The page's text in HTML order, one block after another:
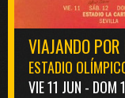
VIAJANDO
ESTADIO
VIE 11 JUN - DOM